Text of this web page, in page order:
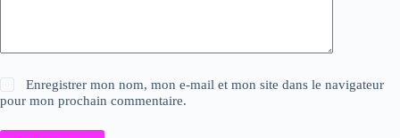
Enregistrer mon nom, mon e-mail et mon site dans le navigateur
pour mon prochain commentaire.